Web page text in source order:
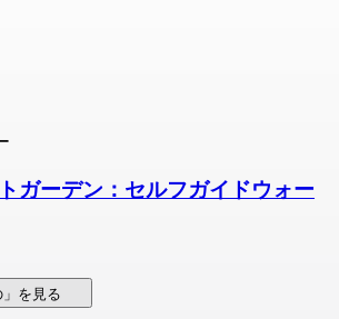
ガーデン：セルフガイドウォー
」を見る